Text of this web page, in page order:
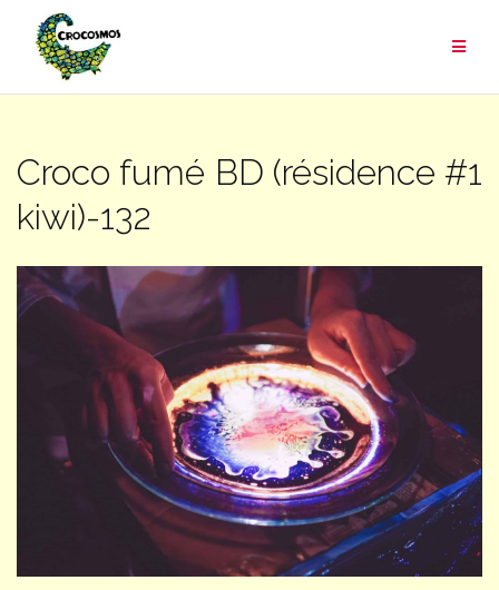
contenu
Croco fumé BD (résidence #1
kiwi)-132